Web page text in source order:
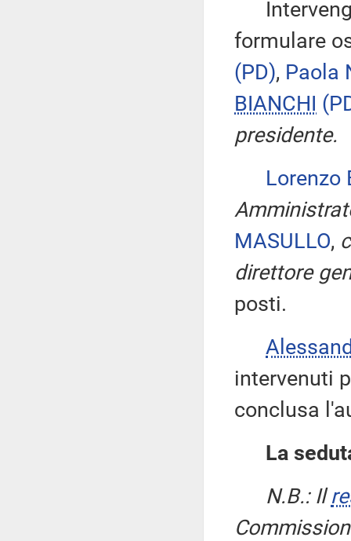
formulare
(PD), Paola
BIANCHI
presidente.
Lorenzo
MASULLO,
direttore
posti.
intervenuti
conclusa
La
N.B.: Il